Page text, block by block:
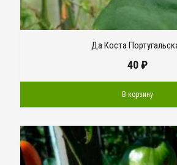
Да Коста
40₽
В корзину